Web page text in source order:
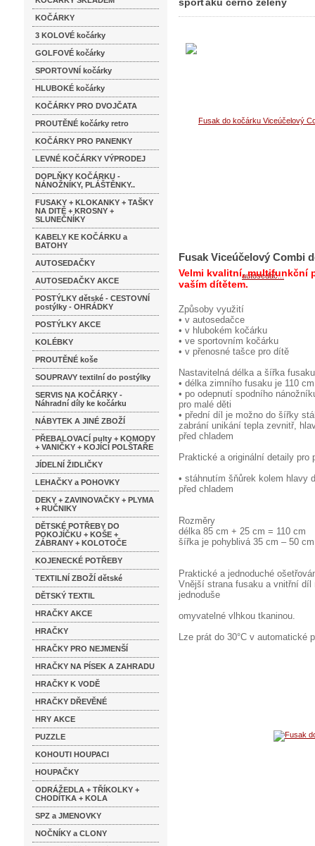
KOČÁRKY
3 KOLOVÉ kočárky
GOLFOVÉ kočárky
SPORTOVNÍ kočárky
HLUBOKÉ kočárky
KOČÁRKY PRO DVOJČATA
PROUTĚNÉ kočárky retro
KOČÁRKY PRO PANENKY
LEVNÉ KOČÁRKY VÝPRODEJ
DOPLŇKY KOČÁRKU -
NÁNOŽNÍKY, PLÁŠTĚNKY..
FUSAKY + KLOKANKY + TAŠKY
NA DITĚ + KROSNY +
SLUNEČNÍKY
KABELY KE KOČÁRKU a
BATOHY
AUTOSEDAČKY
AUTOSEDAČKY AKCE
POSTÝLKY dětské - CESTOVNÍ
postýlky - OHRÁDKY
POSTÝLKY AKCE
KOLÉBKY
PROUTĚNÉ koše
SOUPRAVY textilní do postýlky
SERVIS NA KOČÁRKY -
Náhradní díly ke kočárku
NÁBYTEK A JINÉ ZBOŽÍ
PŘEBALOVACÍ pulty + KOMODY
+ VANIČKY + KOJÍCÍ POLŠTAŘE
JÍDELNÍ ŽIDLIČKY
LEHAČKY a POHOVKY
DEKY + ZAVINOVAČKY + PLYMA
+ RUČNIKY
DĚTSKÉ POTŘEBY DO
POKOJÍČKU + KOŠE +
ZÁBRANY + KOLOTOČE
KOJENECKÉ POTŘEBY
TEXTILNÍ ZBOŽÍ dětské
DĚTSKÝ TEXTIL
HRAČKY AKCE
HRAČKY
HRAČKY PRO NEJMENŠÍ
HRAČKY NA PÍSEK A ZAHRADU
HRAČKY K VODĚ
HRAČKY DŘEVĚNÉ
HRY AKCE
PUZZLE
KOHOUTI HOUPACI
HOUPAČKY
ODRÁŽEDLA + TŘÍKOLKY +
CHODÍTKA + KOLA
SPZ a JMENOVKY
NOČNÍKY a CLONY
kočárkových sporťáku černo
Fusak Viceúčelový Combi
Velmi kvalitní, multifunkční
vaším dítětem.
Způsoby využití
• v autosedačce
• v hlubokém kočárku
• ve sportovním kočárku
• v přenosné tašce pro dítě
Nastavitelná délka a šířka fusaku
• délka zimního fusaku je 110
• po odepnutí spodního
pro malé děti
• přední díl je možno do šířky
zabrání unikání tepla zevnitř,
před chladem
Praktické a originální detaily pro
• stáhnutím šňůrek kolem hlavy
před chladem
Rozměry
délka 85 cm + 25 cm = 110 cm
šířka je pohyblivá 35 cm – 50 cm
Praktické a jednoduché
Vnější strana fusaku a vnitřní
jednoduše
omyvatelné vlhkou tkaninou.
Lze prát do 30°C v automatické